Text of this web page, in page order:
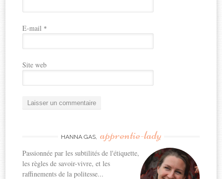
E-mail *
Site web
HANNA GAS, apprentie-lady
Passionnée par les subtilités de l'étiquette,
les règles de savoir-vivre, et les
raffinements de la politesse...